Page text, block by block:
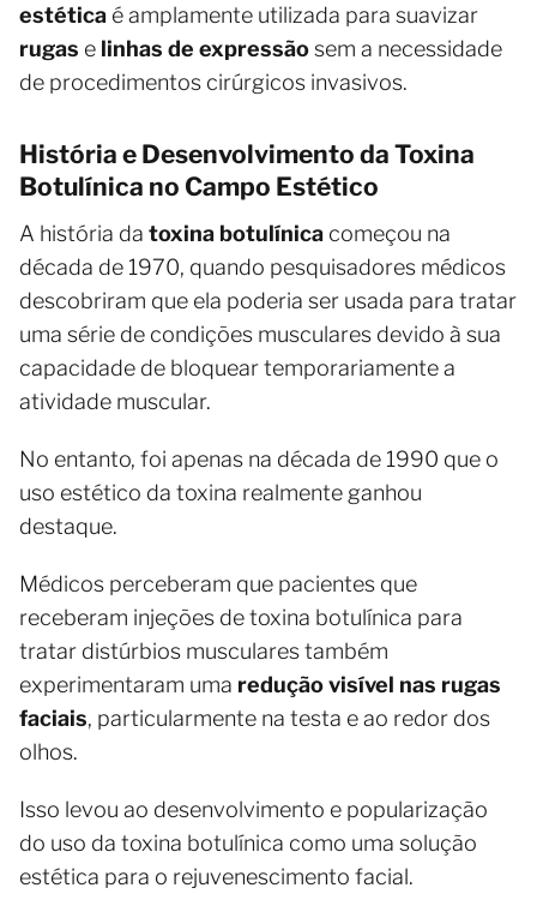
estética é amplamente utilizada para suavizar
rugas e linhas de expressãosem a necessidade
de procedimentos cirúrgicos invasivos.
História e Desenvolvimento da Toxina
Botulínica no Campo Estético
A história da toxina botulínica começou na
década de 1970, quando pesquisadores médicos
descobriram que ela poderia ser usada para tratar
uma série de condições musculares devido à sua
capacidade de bloquear temporariamente a
atividade muscular.
No entanto, foi apenas na década de 1990 que o
uso estético da toxina realmente ganhou
destaque.
Médicos perceberam que pacientes que
receberam injeções de toxina botulínica para
tratar distúrbios musculares também
experimentaram uma redução visível nas rugas
faciais, particularmente na testa e ao redor dos
olhos.
Isso levou ao desenvolvimento e popularização
do uso da toxina botulínica como uma solução
estética para o rejuvenescimento facial.